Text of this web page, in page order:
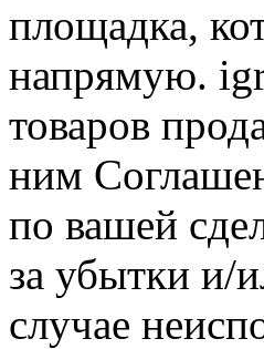
площадка,
напрямую.
товаров
ним
по вашей
за убытки и/
случае